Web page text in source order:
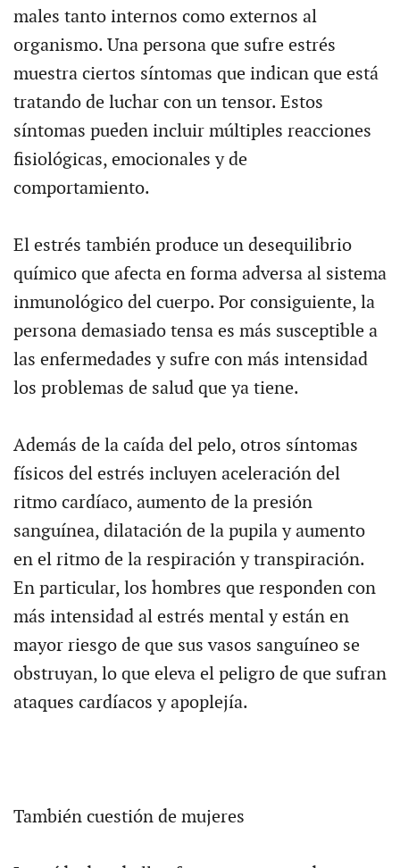
males tanto internos como externos al
organismo. Una persona que sufre estrés
muestra ciertos síntomas que indican que está
tratando de luchar con un tensor. Estos
síntomas pueden incluir múltiples reacciones
fisiológicas, emocionales y de
comportamiento.
El estrés también produce un desequilibrio
químico que afecta en forma adversa al sistema
inmunológico del cuerpo. Por consiguiente, la
persona demasiado tensa es más susceptible a
las enfermedades y sufre con más intensidad
los problemas de salud que ya tiene.
Además de la caída del pelo, otros síntomas
físicos del estrés incluyen aceleración del
ritmo cardíaco, aumento de la presión
sanguínea, dilatación de la pupila y aumento
en el ritmo de la respiración y transpiración.
En particular, los hombres que responden con
más intensidad al estrés mental y están en
mayor riesgo de que sus vasos sanguíneo se
obstruyan, lo que eleva el peligro de que sufran
ataques cardíacos y apoplejía.
También cuestión de mujeres